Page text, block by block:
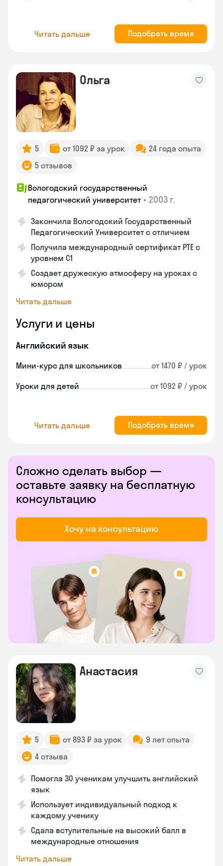
Читать дальше Подобрать время
Ольга
5 от 1092 ₽ за урок
24 года опыта
5 отзывов
Вологодский государственный
педагогический университет • 2003 г.
Закончила Вологодский Государственный
Педагогический Университет с отличием
Получила международный сертификат PTE с
уровнем C1
Создает дружескую атмосферу на уроках с
юмором
Читать дальше
Услуги и цены
Английский язык
Мини-курс для школьников от 1470 ₽ / урок
Уроки для детей от 1092 ₽ / урок
Читать дальше Подобрать время
Сложно сделать выбор —
оставьте заявку на бесплатную
консультацию
Хочу на консультацию
Анастасия
5 от 893 ₽ за урок
9 лет опыта
4 отзыва
Помогла 30 ученикам улучшить английский
язык
Использует индивидуальный подход к
каждому ученику
Сдала вступительные на высокий балл в
международные отношения
Читать дальше